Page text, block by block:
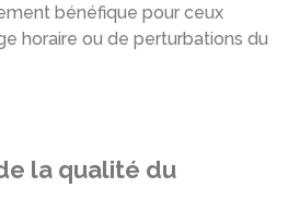
bénéfique pour ceux
horaire ou de perturbations du
la qualité du